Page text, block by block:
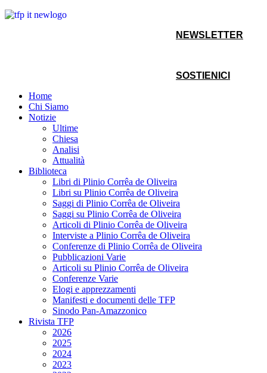
NEWSLETTER
SOSTIENICI
Home
Chi Siamo
Notizie
Ultime
Chiesa
Analisi
Attualità
Biblioteca
Libri di Plinio Corrêa de Oliveira
Libri su Plinio Corrêa de Oliveira
Saggi di Plinio Corrêa de Oliveira
Saggi su Plinio Corrêa de Oliveira
Articoli di Plinio Corrêa de Oliveira
Interviste a Plinio Corrêa de Oliveira
Conferenze di Plinio Corrêa de Oliveira
Pubblicazioni Varie
Articoli su Plinio Corrêa de Oliveira
Conferenze Varie
Elogi e apprezzamenti
Manifesti e documenti delle TFP
Sinodo Pan-Amazzonico
Rivista TFP
2026
2025
2024
2023